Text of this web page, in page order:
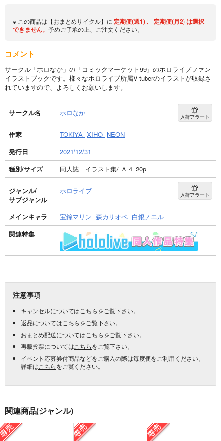
※ この商品は【おまとめサイクル】に 定期便(週1) 、 定期便(月2)は選択
できません。 予めご了承の上、ご注文ください。
コメント
サークル「ホロなか」の「コミックマーケット99」のホロライブファン
イラストブックです。様々なホロライブ所属V-tuberのイラストが収録さ
れていますので、よろしくお願いします。
サークル名 ホロなか 入荷アラート
作家 TOKIYA XIHO NEON
発行日
2021/12/31
種別/サイズ
同人誌 - イラスト集/ Ａ４ 20p
ジャンル/
サブジャンル
ホロライブ 入荷アラート
メインキャラ 宝鐘マリン 森カリオペ 白銀ノエル
関連特集
注意事項
キャンセルについては こちらをご覧下さい。
返品については こちらをご覧下さい。
おまとめ配送については こちらをご覧下さい。
再販投票については こちらをご覧下さい。
イベント応募券付商品などをご購入の際は毎度便をご利用ください。
詳細は こちらをご覧ください。
関連商品(ジャンル)